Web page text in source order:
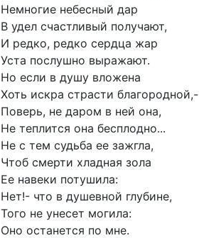
Немногие небесный дар
В удел счастливый получают,
И редко, редко сердца жар
Уста послушно выражают.
Но если в душу вложена
Хоть искра страсти благородной,-
Поверь, не даром в ней она,
Не теплится она бесплодно...
Не с тем судьба ее зажгла,
Чтоб смерти хладная зола
Ее навеки потушила:
Нет!- что в душевной глубине,
Того не унесет могила:
Оно останется по мне.